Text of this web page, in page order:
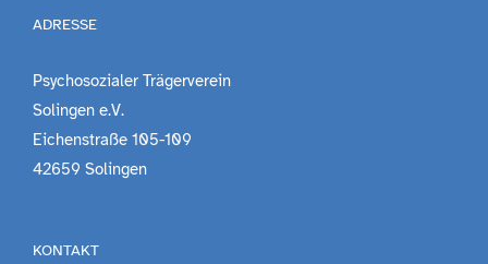
ADRESSE
Psychosozialer Trägerverein
Solingen e.V.
Eichenstraße 105-109
42659 Solingen
KONTAKT